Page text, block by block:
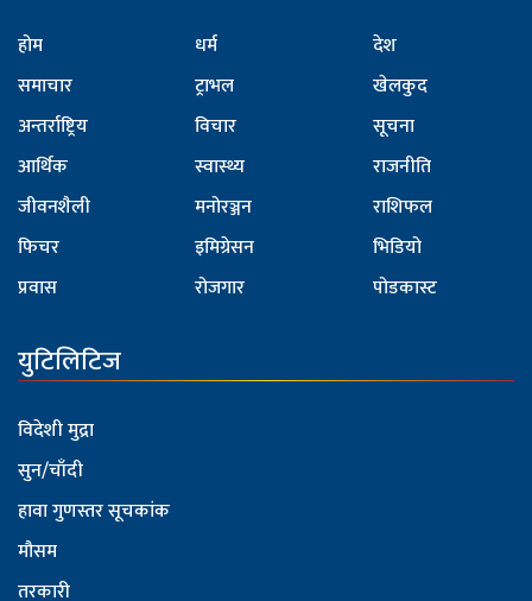
होम
समाचार
अन्तर्राष्ट्रिय
आर्थिक
जीवनशैली
फिचर
प्रवास
धर्म
ट्राभल
विचार
स्वास्थ्य
मनोरञ्जन
इमिग्रेसन
रोजगार
देश
खेलकुद
सूचना
राजनीति
राशिफल
भिडियो
पोडकास्ट
युटिलिटिज
विदेशी मुद्रा
सुन/चाँदी
हावा गुणस्तर सूचकांक
मौसम
तरकारी